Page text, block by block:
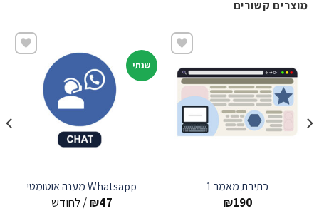
מוצרים קשורים
שמור
כתיבת מאמר 1
₪190
שנתי
Whatsapp מענה אוטומטי
₪47 / לחודש